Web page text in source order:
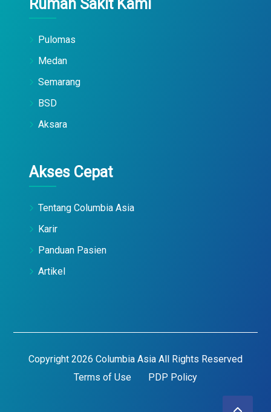
Rumah Sakit Kami
Pulomas
Medan
Semarang
BSD
Aksara
Akses Cepat
Tentang Columbia Asia
Karir
Panduan Pasien
Artikel
Copyright 2026 Columbia Asia All Rights Reserved
Terms of Use
PDP Policy